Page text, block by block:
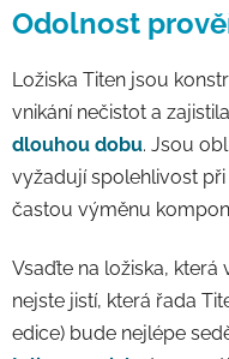
Odolnost
Ložiska Titen jsou
vnikání nečistot a zajistila
dlouhou dobu. Jsou
vyžadují spolehlivost
častou výměnu
Vsaďte na ložiska, která
nejste jistí, která řada
edice) bude nejlépe